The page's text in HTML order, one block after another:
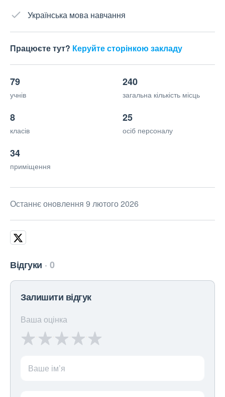
Українська мова навчання
Працюєте тут? Керуйте сторінкою закладу
79
учнів
240
загальна кількість місць
8
класів
25
осіб персоналу
34
приміщення
Останнє оновлення 9 лютого 2026
Відгуки 0
Залишити відгук
Ваша оцінка
Ваше ім’я